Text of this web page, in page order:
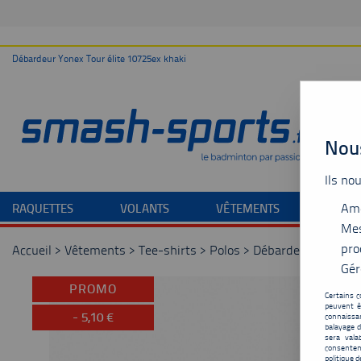
Débardeur Yonex Tour élite 10725ex khaki
RAQUETTES VOLANTS VÊTEMENTS
Accueil > Vêtements > Tee-shirts > Polos > Débardeur Yonex
PROMO
- 5,10 €
Ils
Certains
peuvent
balayage
sera
politique